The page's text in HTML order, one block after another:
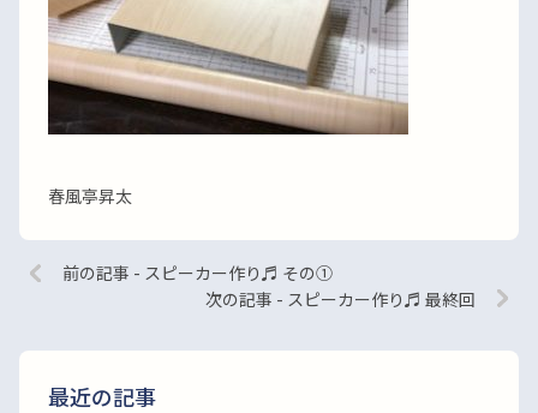
春風亭昇太
前の記事 - スピーカー作り♬ その①
次の記事 - スピーカー作り♬ 最終回
最近の記事